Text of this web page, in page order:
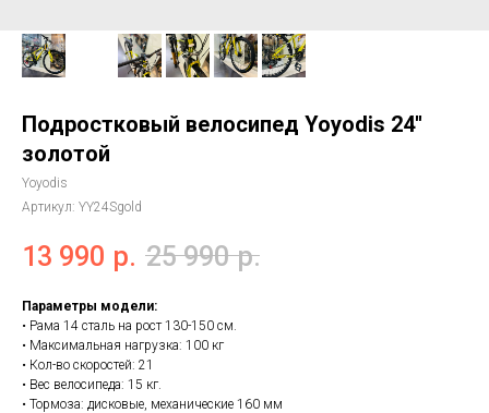
Подростковый велосипед Yoyodis 24''
золотой
Yoyodis
Артикул: YY24Sgold
13 990 р. 25 990 р.
Параметры модели:
• Рама 14 сталь на рост 130-150 см.
• Максимальная нагрузка: 100 кг
• Кол-во скоростей: 21
• Вес велосипеда: 15 кг.
• Тормоза: дисковые, механические 160 мм